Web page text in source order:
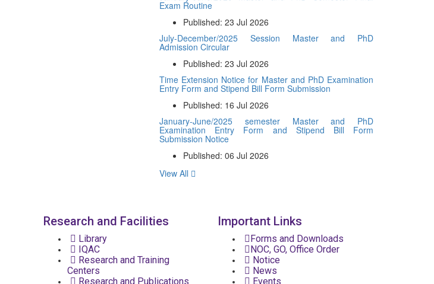
Exam Routine
Published: 23 Jul 2026
July-December/2025 Session Master and PhD
Admission Circular
Published: 23 Jul 2026
Time Extension Notice for Master and PhD Examination
Entry Form and Stipend Bill Form Submission
Published: 16 Jul 2026
January-June/2025 semester Master and PhD
Examination Entry Form and Stipend Bill Form
Submission Notice
Published: 06 Jul 2026
View All
Research and Facilities
Library
IQAC
Research and Training
Centers
Research and Publications
Important Links
Forms and Downloads
NOC, GO, Office Order
Notice
News
Events